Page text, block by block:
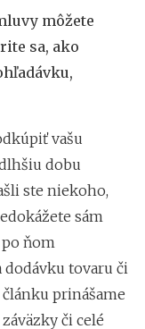
môžete
sa, ako
vašu
dobu
ste niekoho,
sám
ňom
tovaru či
prinášame
či celé